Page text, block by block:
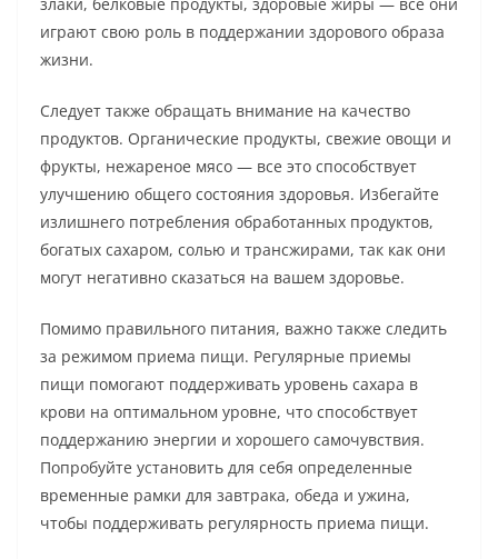
играют свою роль в поддержании здорового образа
жизни.
Следует также обращать внимание на качество
продуктов. Органические продукты, свежие овощи и
фрукты, нежареное мясо — все это способствует
улучшению общего состояния здоровья. Избегайте
излишнего потребления обработанных продуктов,
богатых сахаром, солью и трансжирами, так как они
могут негативно сказаться на вашем здоровье.
Помимо правильного питания, важно также следить
за режимом приема пищи. Регулярные приемы
пищи помогают поддерживать уровень сахара в
крови на оптимальном уровне, что способствует
поддержанию энергии и хорошего самочувствия.
Попробуйте установить для себя определенные
временные рамки для завтрака, обеда и ужина,
чтобы поддерживать регулярность приема пищи.